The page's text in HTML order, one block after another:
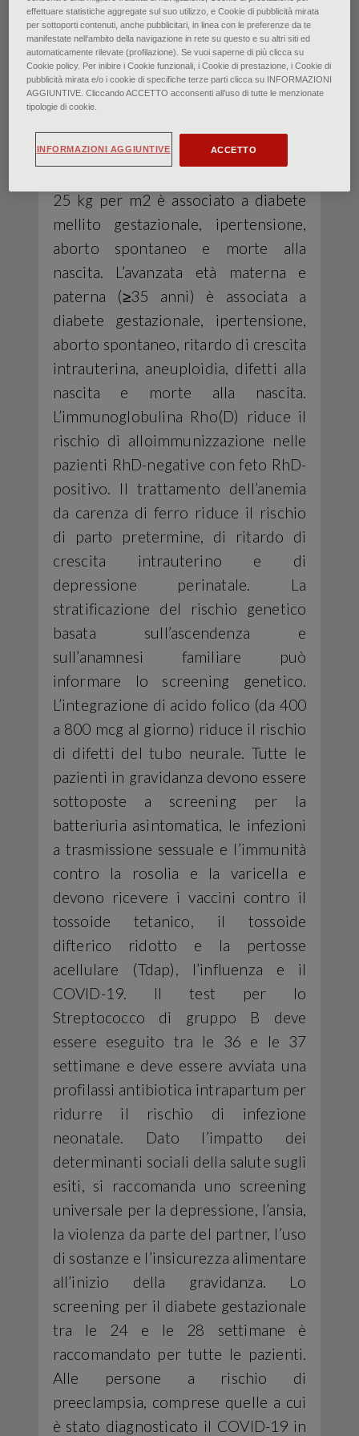
associate alla gravidanza. Se iniziata
entro la decima settimana,
l’assistenza prenatale migliora gli
esiti. L’identificazione e il
trattamento della malattia
parodontale riducono il rischio di
parto pretermine. Un indice di massa
25 kg per m2 è associato a diabete
mellito gestazionale, ipertensione,
aborto spontaneo e morte alla
nascita. L’avanzata età materna e
paterna (≥35 anni) è associata a
diabete gestazionale, ipertensione,
aborto spontaneo, ritardo di crescita
intrauterina, aneuploidia, difetti alla
nascita e morte alla nascita.
L’immunoglobulina Rho(D) riduce il
rischio di alloimmunizzazione nelle
pazienti RhD-negative con feto RhD-
positivo. Il trattamento dell’anemia
da carenza di ferro riduce il rischio
di parto pretermine, di ritardo di
crescita intrauterino e di
depressione perinatale. La
stratificazione del rischio genetico
basata sull’ascendenza e
sull’anamnesi familiare può
informare lo screening genetico.
L’integrazione di acido folico (da 400
a 800 mcg al giorno) riduce il rischio
di difetti del tubo neurale. Tutte le
pazienti in gravidanza devono essere
sottoposte a screening per la
batteriuria asintomatica, le infezioni
a trasmissione sessuale e l’immunità
contro la rosolia e la varicella e
devono ricevere i vaccini contro il
tossoide tetanico, il tossoide
difterico ridotto e la pertosse
acellulare (Tdap), l’influenza e il
COVID-19. Il test per lo
Streptococco di gruppo B deve
essere eseguito tra le 36 e le 37
settimane e deve essere avviata una
profilassi antibiotica intrapartum per
ridurre il rischio di infezione
neonatale. Dato l’impatto dei
determinanti sociali della salute sugli
esiti, si raccomanda uno screening
universale per la depressione, l’ansia,
la violenza da parte del partner, l’uso
di sostanze e l’insicurezza alimentare
all’inizio della gravidanza. Lo
screening per il diabete gestazionale
tra le 24 e le 28 settimane è
raccomandato per tutte le pazienti.
Alle persone a rischio di
preeclampsia, comprese quelle a cui
è stato diagnosticato il COVID-19 in
effettuare statistiche aggregate sul suo utilizzo, e Cookie di pubblicità mirata
per sottoporti contenuti, anche pubblicitari, in linea con le preferenze da te
manifestate nell‘ambito della navigazione in rete su questo e su altri siti ed
automaticamente rilevate (profilazione). Se vuoi saperne di più clicca su
Cookie policy. Per inibire i Cookie funzionali, i Cookie di prestazione, i Cookie di
pubblicità mirata e/o i cookie di specifiche terze parti clicca su INFORMAZIONI
AGGIUNTIVE. Cliccando ACCETTO acconsenti all’uso di tutte le menzionate
tipologie di cookie.
ACCETTO
INFORMAZIONI AGGIUNTIVE